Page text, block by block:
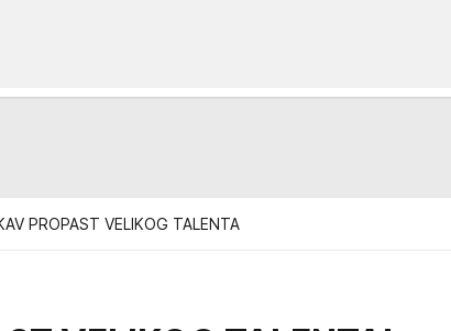
PROPAST VELIKOG TALENTA